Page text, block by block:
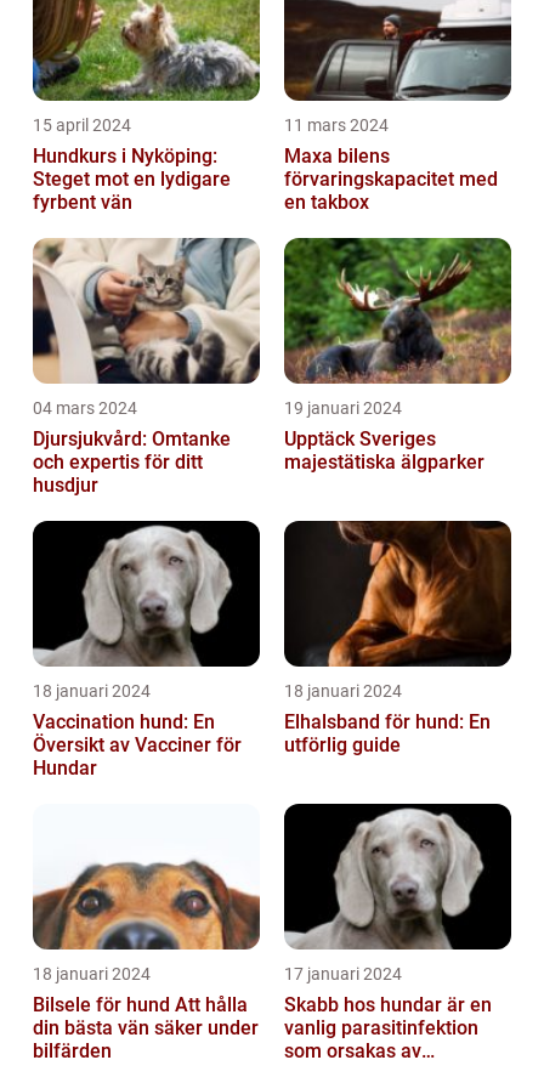
15 april 2024
Hundkurs i Nyköping:
Steget mot en lydigare
fyrbent vän
11 mars 2024
Maxa bilens
förvaringskapacitet med
en takbox
04 mars 2024
Djursjukvård: Omtanke
och expertis för ditt
husdjur
19 januari 2024
Upptäck Sveriges
majestätiska älgparker
18 januari 2024
Vaccination hund: En
Översikt av Vacciner för
Hundar
18 januari 2024
Elhalsband för hund: En
utförlig guide
18 januari 2024
Bilsele för hund Att hålla
din bästa vän säker under
bilfärden
17 januari 2024
Skabb hos hundar är en
vanlig parasitinfektion
som orsakas av